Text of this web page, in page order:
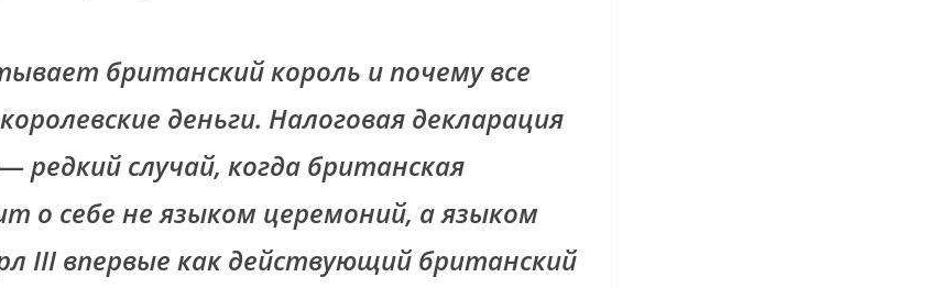
британский король и почему все
деньги. Налоговая декларация
редкий случай, когда британская
о себе не языком церемоний, а языком
III впервые как действующий британский